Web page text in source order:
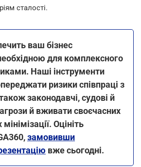
сталості.
ваш бізнес
для комплексного
Наші інструменти
ризики співпраці з
законодавчі, судові й
й вживати своєчасних
Оцініть
замовивши
вже сьогодні.